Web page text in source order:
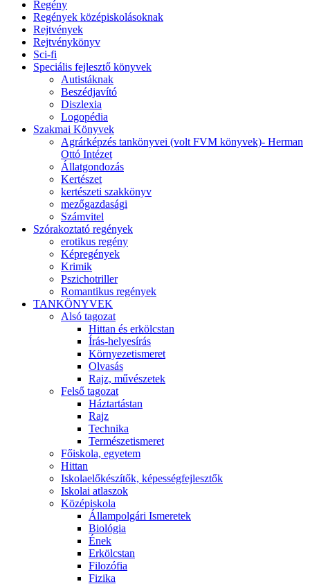
Regény
Regények középiskolásoknak
Rejtvények
Rejtvénykönyv
Sci-fi
Speciális fejlesztő könyvek
Autistáknak
Beszédjavító
Diszlexia
Logopédia
Szakmai Könyvek
Agrárképzés tankönyvei (volt FVM könyvek)- Herman
Ottó Intézet
Állatgondozás
Kertészet
kertészeti szakkönyv
mezőgazdasági
Számvitel
Szórakoztató regények
erotikus regény
Képregények
Krimik
Pszichotriller
Romantikus regények
TANKÖNYVEK
Alsó tagozat
Hittan és erkölcstan
Írás-helyesírás
Környezetismeret
Olvasás
Rajz, művészetek
Felső tagozat
Háztartástan
Rajz
Technika
Természetismeret
Főiskola, egyetem
Hittan
Iskolaelőkészítők, képességfejlesztők
Iskolai atlaszok
Középiskola
Állampolgári Ismeretek
Biológia
Ének
Erkölcstan
Filozófia
Fizika